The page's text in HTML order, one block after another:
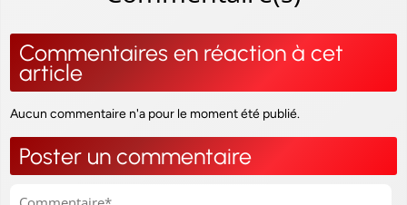
Commentaires en réaction à cet
article
Aucun commentaire n'a pour le moment été publié.
Poster un commentaire